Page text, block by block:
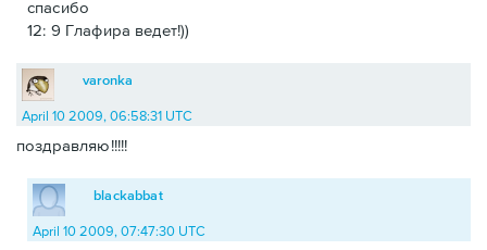
спасибо
12: 9 Глафира ведет!))
varonka
April 10 2009, 06:58:31 UTC
поздравляю!!!!!
blackabbat
April 10 2009, 07:47:30 UTC